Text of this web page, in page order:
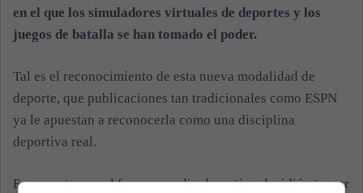
en el que los simuladores virtuales de deportes y los
juegos de batalla se han tomado el poder.
Tal es el reconocimiento de esta nueva modalidad de
deporte, que publicaciones tan tradicionales como ESPN
ya le apuestan a reconocerla como una disciplina
deportiva real.
Es por esto que el famoso medio deportivo decidió otorgar